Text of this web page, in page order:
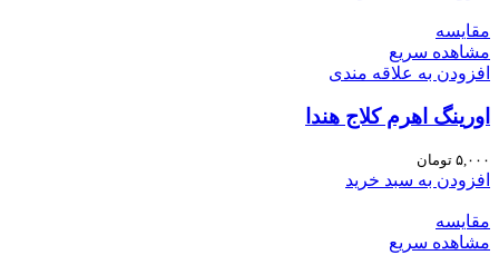
مقایسه
مشاهده سریع
افزودن به علاقه مندی
اورینگ اهرم کلاج هندا
۵,۰۰۰ تومان
افزودن به سبد خرید
مقایسه
مشاهده سریع